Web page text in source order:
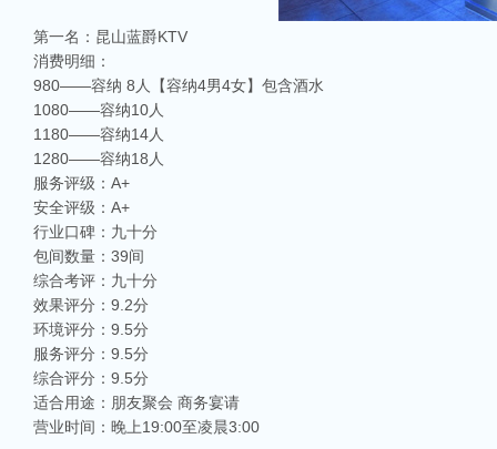
第一名：昆山蓝爵KTV
消费明细：
980——容纳 8人【容纳4男4女】包含酒水
1080——容纳10人
1180——容纳14人
1280——容纳18人
服务评级：A+
安全评级：A+
行业口碑：九十分
包间数量：39间
综合考评：九十分
效果评分：9.2分
环境评分：9.5分
服务评分：9.5分
综合评分：9.5分
适合用途：朋友聚会 商务宴请
营业时间：晚上19:00至凌晨3:00